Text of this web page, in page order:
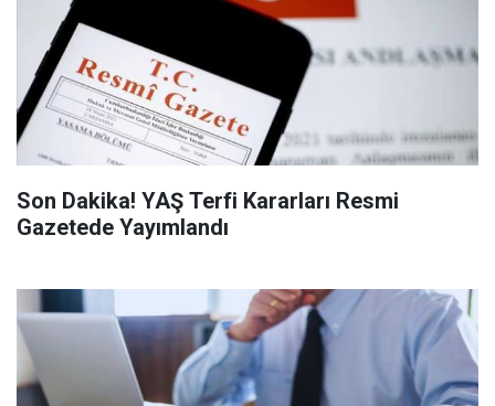
Son Dakika! YAŞ Terfi Kararları Resmi
Gazetede Yayımlandı